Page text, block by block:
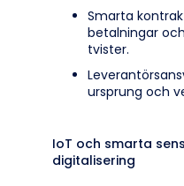
Smarta
betalningar
tvister.
ursprung och
IoT och smarta
digitalisering